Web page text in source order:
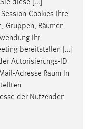
diese [...]
Cookies Ihre
Gruppen, Räumen
Ihr
bereitstellen [...]
Autorisierungs-ID
Adresse Raum In
der Nutzenden